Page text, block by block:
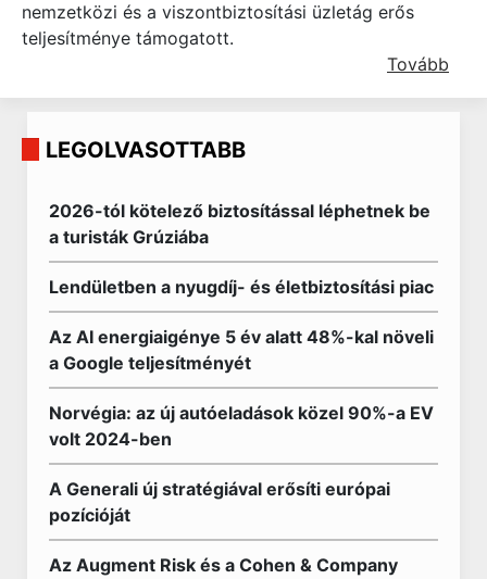
nemzetközi és a viszontbiztosítási üzletág erős
teljesítménye támogatott.
Tovább
LEGOLVASOTTABB
2026-tól kötelező biztosítással léphetnek be
a turisták Grúziába
Lendületben a nyugdíj- és életbiztosítási piac
Az AI energiaigénye 5 év alatt 48%-kal növeli
a Google teljesítményét
Norvégia: az új autóeladások közel 90%-a EV
volt 2024-ben
A Generali új stratégiával erősíti európai
pozícióját
Az Augment Risk és a Cohen & Company